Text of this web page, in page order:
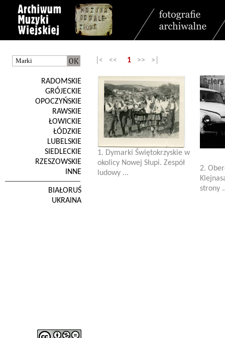
RADOMSKIE
GRÓJECKIE
OPOCZYŃSKIE
RAWSKIE
ŁOWICKIE
ŁÓDZKIE
LUBELSKIE
SIEDLECKIE
RZESZOWSKIE
INNE
BIAŁORUŚ
UKRAINA
|< << 1 >> >|
1. Dymarki Świętokrzyskie w
okolicy Nowej Słupi. Zespół
ludowy ...
2.
strony